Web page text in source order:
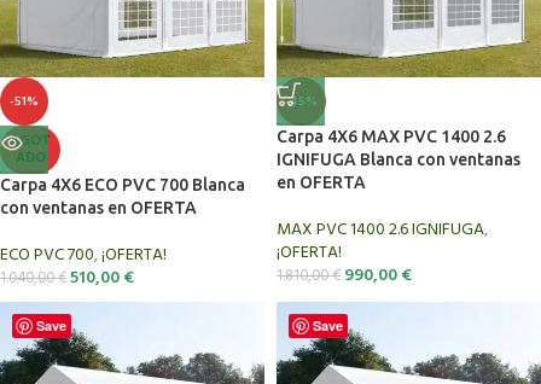
-51%
AGOT
ADO
Carpa 4X6 ECO PVC 700 Blanca
con ventanas en OFERTA
ECO PVC 700,¡OFERTA!
1.040,00€510,00€
-45%
Carpa 4X6 MAX PVC 1400 2.6
IGNIFUGA Blanca con ventanas
en OFERTA
MAX PVC 1400 2.6 IGNIFUGA,
¡OFERTA!
1.810,00€ 990,00€
Save Save